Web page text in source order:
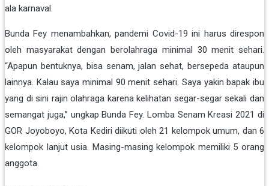
ala karnaval.
Bunda Fey menambahkan, pandemi Covid-19 ini harus direspon
oleh masyarakat dengan berolahraga minimal 30 menit sehari.
“Apapun bentuknya, bisa senam, jalan sehat, bersepeda ataupun
lainnya. Kalau saya minimal 90 menit sehari. Saya yakin bapak ibu
yang di sini rajin olahraga karena kelihatan segar-segar sekali dan
semangat juga,” ungkap Bunda Fey. Lomba Senam Kreasi 2021 di
GOR Joyoboyo, Kota Kediri diikuti oleh 21 kelompok umum, dan 6
kelompok lanjut usia. Masing-masing kelompok memiliki 5 orang
anggota.